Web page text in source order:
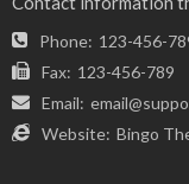
Phone: 123-456-
Fax: 123-456-789
Email:
Website: Bingo